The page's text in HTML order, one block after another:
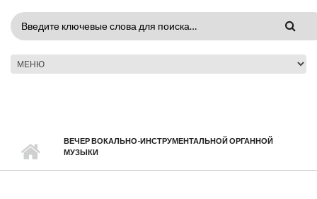
ФОРМА
ПОИСКА
ВЕЧЕР ВОКАЛЬНО-ИНСТРУМЕНТАЛЬНОЙ ОРГАННОЙ
МУЗЫКИ